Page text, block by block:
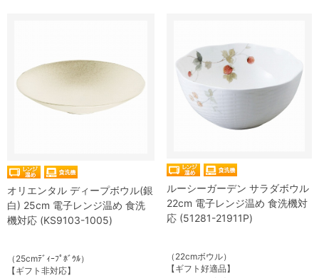
オリエンタル ディープボウル(銀
白) 25cm 電子レンジ温め 食洗
機対応 (KS9103-1005)
（25cmﾃﾞｨｰﾌﾟﾎﾞｳﾙ）
【ギフト非対応】
ルーシーガーデン サラダボウル
22cm 電子レンジ温め 食洗機対
応 (51281-21911P)
（22cmボウル）
【ギフト好適品】